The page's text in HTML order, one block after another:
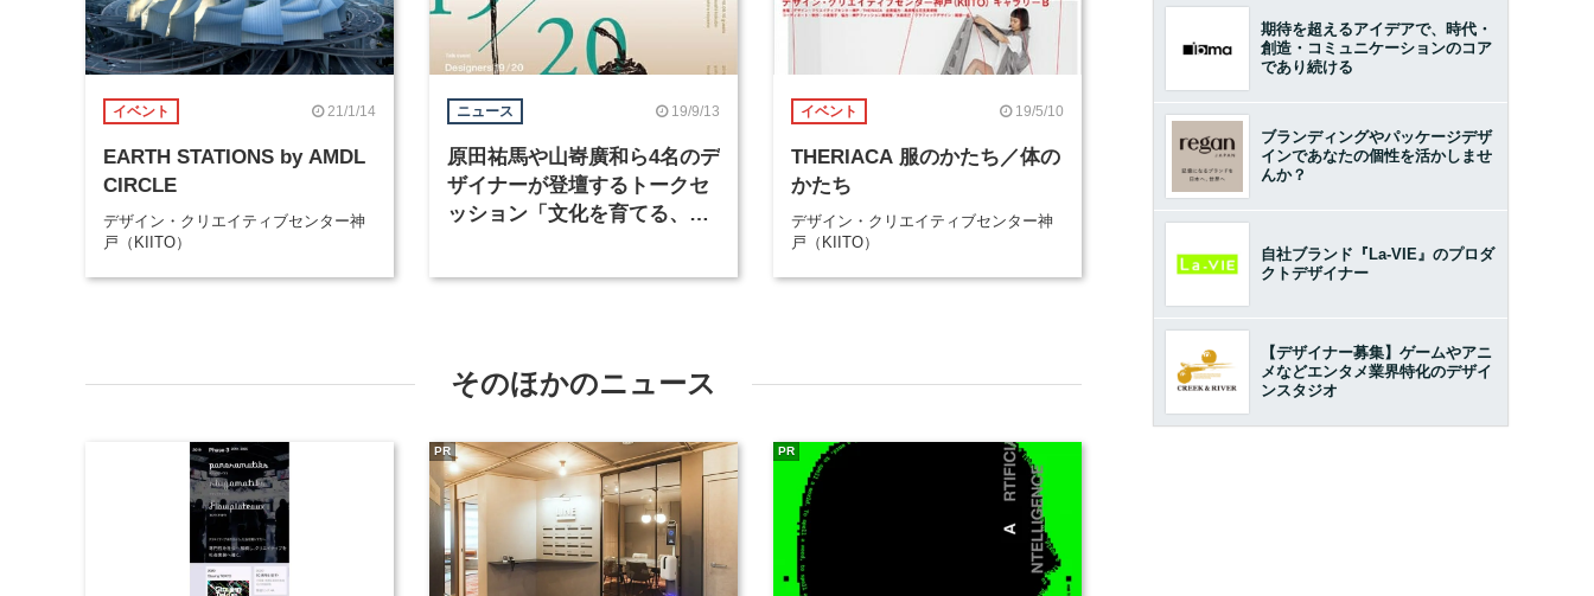
イベント 21/1/14
EARTH STATIONS by AMDL
CIRCLE
デザイン・クリエイティブセンター神
戸（KIITO）
ニュース 19/9/13
原田祐馬や山㟢廣和ら4名のデ
ザイナーが登壇するトークセ
ッション「文化を育てる、デ
イベント 19/5/10
THERIACA 服のかたち／体の
かたち
デザイン・クリエイティブセンター神
戸（KIITO）
そのほかのニュース
PR PR
期待を超えるアイデアで、時代・
創造・コミュニケーションのコア
であり続ける
ブランディングやパッケージデザ
インであなたの個性を活かしませ
んか？
自社ブランド『La-VIE』のプロダ
クトデザイナー
【デザイナー募集】ゲームやアニ
メなどエンタメ業界特化のデザイ
ンスタジオ